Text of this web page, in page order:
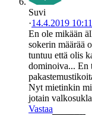
Suvi
·14.4.2019 10:11
En ole mikään
sokerin määrää
tuntuu että olis
dominoiva... En
Nyt mietinkin
jotain
Vastaa